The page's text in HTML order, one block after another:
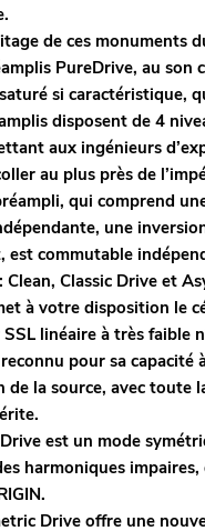
de ces monuments
PureDrive, au son
si caractéristique,
disposent de 4
aux ingénieurs
au plus près de
qui comprend
une
est commutable
Clean, Classic Drive et
à votre disposition le
linéaire à très faible
pour sa capacité
de la source, avec toute
est un mode
harmoniques impaires,
Drive offre une